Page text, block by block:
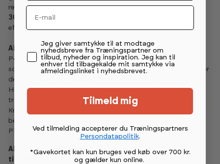
rengøringen lettere.
30 mm
- er til de tungeste løft med maksimal lyddæmpende
effekt.
Abilica Power Rack 550
PowerRack 550 er designet til maksimal stabilitet med en
solid stålkonstruktion på 3 mm tykkelse. Funktionaliteten gør
det til et komplet rack med:
Horisontalt, vertikalt og justerbart kabeltræk for større
træningsvariation.
Kraftige sikkerhedsstolper og J-hooks med UHMW-
beskyttelse for lang holdbarhed.
Pin-låsesystem for ekstra sikkerhed og stabilitet.
Abilica PR 550 leveres med følgende håndtag og
tilbehør:
Email
Permission tekst
Jeg giver samtykke til at modtage
nyhedsbreve fra Træningspartner om
tilbud, nyheder og inspiration. Jeg kan til
enhver tid tilbagekalde mit samtykke via
afmeldingslinket i nyhedsbrevet.
Tilmeld mig
Ved tilmelding accepterer du Træningspartners
Persondatapolitik.
*Gavekortet kan kun bruges ved køb over 700 kr.
og gælder kun online.